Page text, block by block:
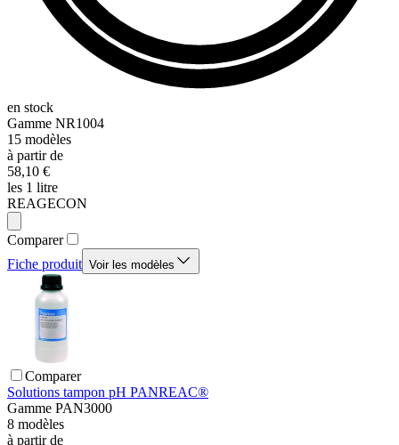
en stock
Gamme NR1004
15 modèles
à partir de
58,10 €
les 1 litre
REAGECON
Comparer
Fiche produit Voir les modèles
Comparer
Solutions tampon pH PANREAC®
Gamme PAN3000
8 modèles
à partir de